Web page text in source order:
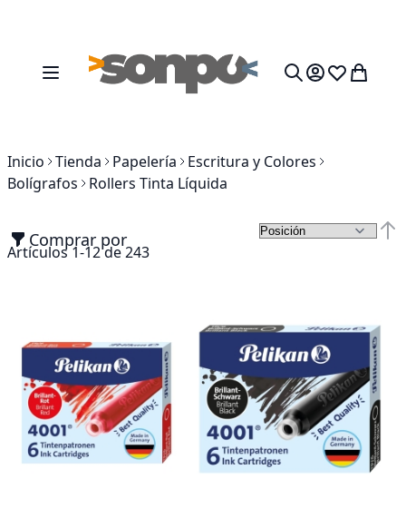
Toggle Nav Mi cesta
Inicio Tienda Papelería
Escritura y Colores
Bolígrafos
Rollers Tinta Líquida
Comprar por
Artículos1-12de243